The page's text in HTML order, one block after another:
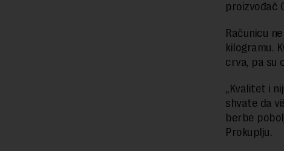
proizvođač
Računicu
kilogramu.
crva, pa su
„Kvalitet i
shvate da
berbe
Prokuplju.